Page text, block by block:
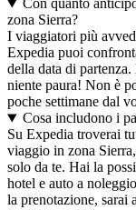
Con quanto
zona Sierra?
I viaggiatori più
Expedia puoi
della data di
niente paura! Non è
poche settimane dal
Cosa includono i
Su Expedia troverai
viaggio in zona
solo da te. Hai la
hotel e auto a
la prenotazione, sarai